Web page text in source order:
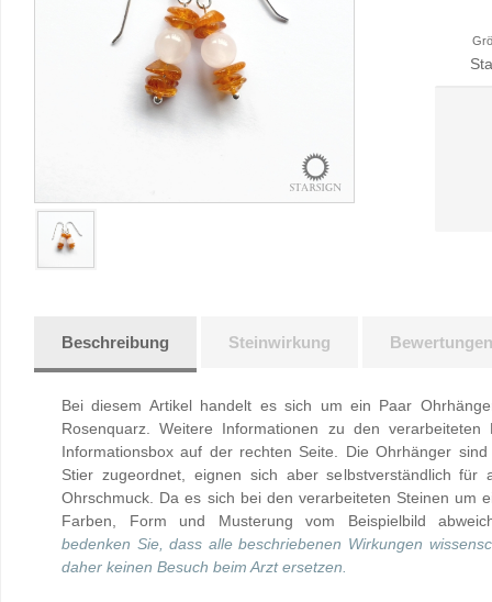
Beschreibung Steinwirkung Bewertungen
Bei diesem Artikel handelt es sich um ein Paar
Rosenquarz. Weitere Informationen zu den
Informationsbox auf der rechten Seite. Die Ohrhänger
Stier zugeordnet, eignen sich aber selbstverständlich für
Ohrschmuck. Da es sich bei den verarbeiteten Steinen um
Farben, Form und Musterung vom Beispielbild
bedenken Sie, dass alle beschriebenen Wirkungen
daher keinen Besuch beim Arzt ersetzen.